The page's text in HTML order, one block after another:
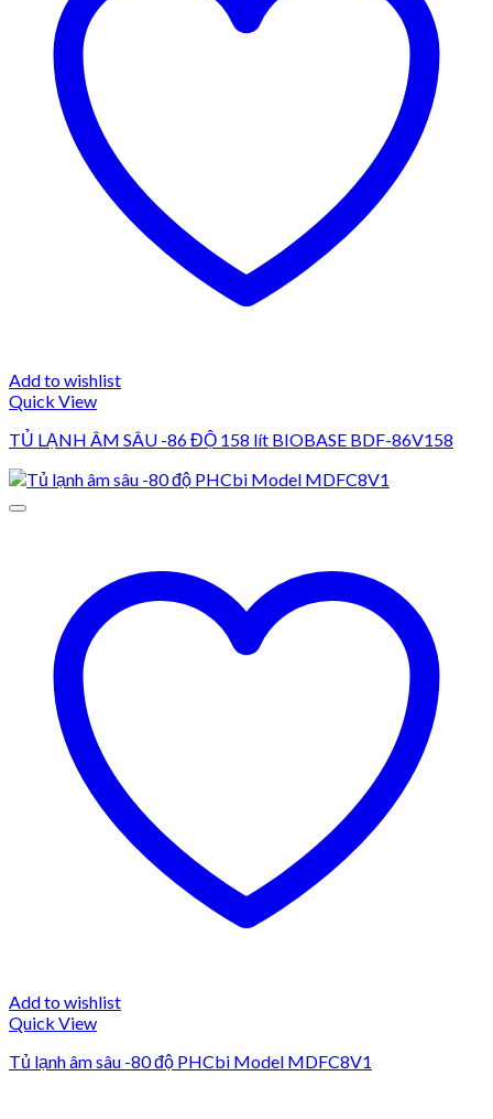
Add to wishlist
Quick View
TỦ LẠNH ÂM SÂU -86 ĐỘ 158 lít BIOBASE BDF-86V158
Add to wishlist
Quick View
Tủ lạnh âm sâu -80 độ PHCbi Model MDFC8V1